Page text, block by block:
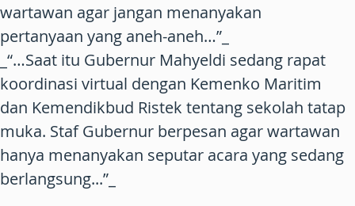
wartawan agar jangan menanyakan
pertanyaan yang aneh-aneh…”_
_“…Saat itu Gubernur Mahyeldi sedang rapat
koordinasi virtual dengan Kemenko Maritim
dan Kemendikbud Ristek tentang sekolah tatap
muka. Staf Gubernur berpesan agar wartawan
hanya menanyakan seputar acara yang sedang
berlangsung...”_